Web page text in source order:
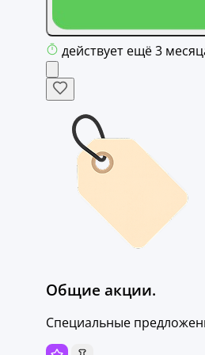
действует ещё 3
Общие акции.
Специальные